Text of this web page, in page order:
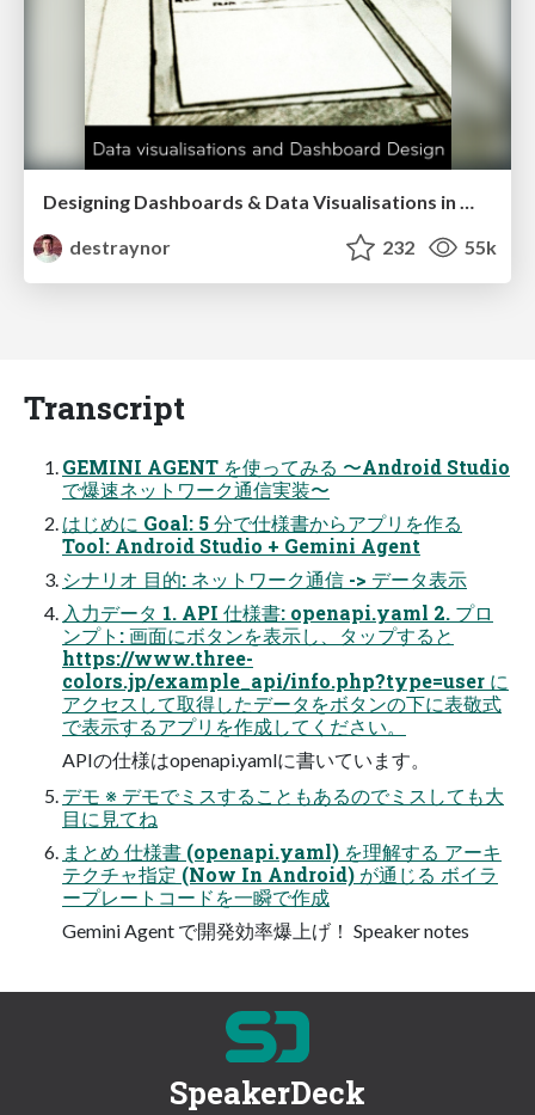
destraynor
232 55k
Transcript
GEMINI AGENT を使ってみる 〜Android Studio
で爆速ネットワーク通信実装〜
はじめに Goal: 5 分で仕様書からアプリを作る
Tool: Android Studio + Gemini Agent
シナリオ 目的: ネットワーク通信 -> データ表示
入力データ 1. API 仕様書: openapi.yaml 2. プロ
ンプト: 画面にボタンを表示し、タップすると
https://www.three-
colors.jp/example_api/info.php?type=user に
アクセスして取得したデータをボタンの下に表敬式
で表示するアプリを作成してください。
APIの仕様はopenapi.yamlに書いています。
デモ ※ デモでミスすることもあるのでミスしても大
目に見てね
まとめ 仕様書 (openapi.yaml) を理解する アーキ
テクチャ指定 (Now In Android) が通じる ボイラ
ープレートコードを一瞬で作成
Gemini Agent で開発効率爆上げ！ Speaker notes
SpeakerDeck